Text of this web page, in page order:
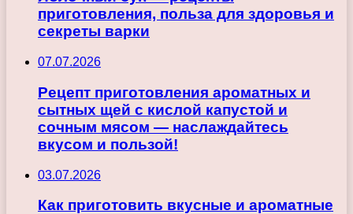
приготовления, польза для здоровья и
секреты варки
07.07.2026
Рецепт приготовления ароматных и
сытных щей с кислой капустой и
сочным мясом — наслаждайтесь
вкусом и пользой!
03.07.2026
Как приготовить вкусные и ароматные